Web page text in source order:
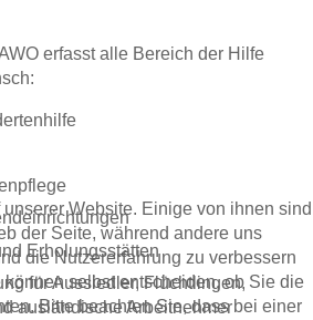
erfasst alle Bereich der Hilfe
Erholungsstätten
für Aussiedler, Flüchtlingen,
ausländische Arbeitnehmer
Website. Einige von ihnen sind
der Seite, während andere uns
die Nutzererfahrung zu verbessern
selbst entscheiden, ob Sie die
Bitte beachten Sie, dass bei einer